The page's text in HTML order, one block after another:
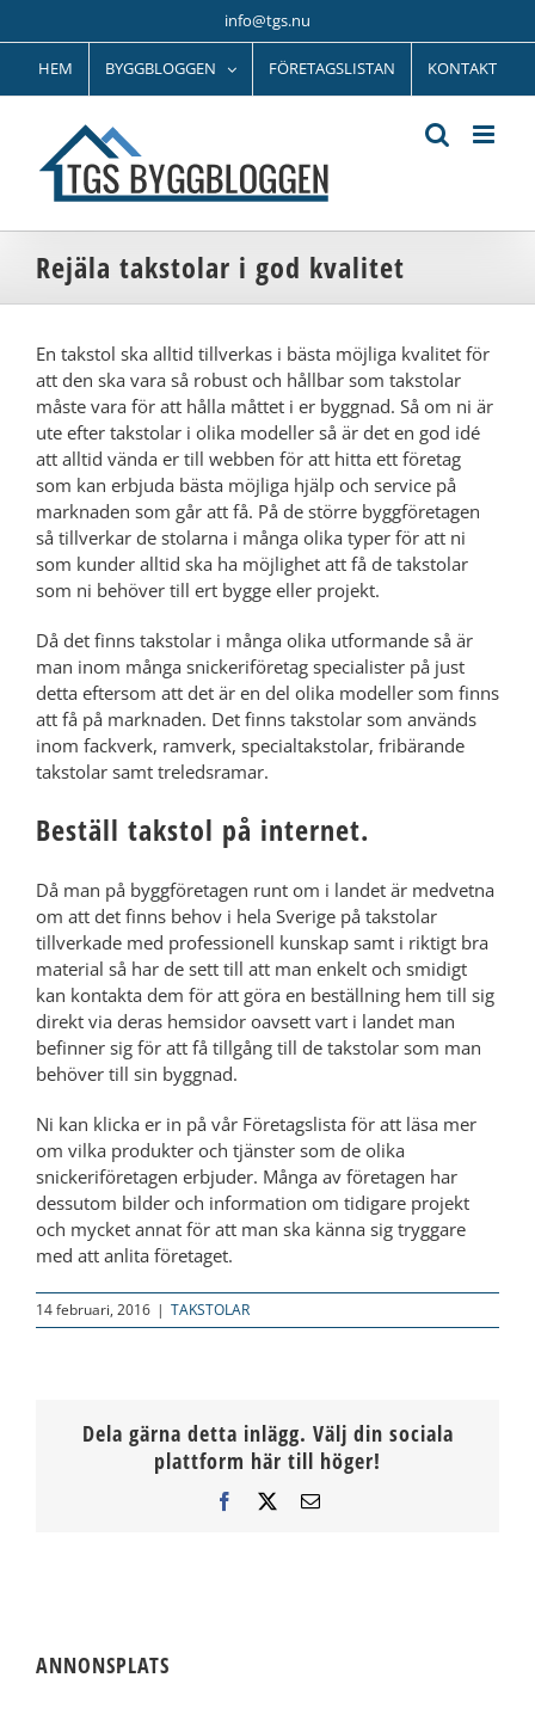
till
innehållet
info@tgs.nu
HEM BYGGBLOGGEN FÖRETAGSLISTAN KONTAKT
Rejäla takstolar i god kvalitet
En takstol ska alltid tillverkas i bästa möjliga kvalitet för
att den ska vara så robust och hållbar som takstolar
måste vara för att hålla måttet i er byggnad. Så om ni är
ute efter takstolar i olika modeller så är det en god idé
att alltid vända er till webben för att hitta ett företag
som kan erbjuda bästa möjliga hjälp och service på
marknaden som går att få. På de större byggföretagen
så tillverkar de stolarna i många olika typer för att ni
som kunder alltid ska ha möjlighet att få de takstolar
som ni behöver till ert bygge eller projekt.
Då det finns takstolar i många olika utformande så är
man inom många snickeriföretag specialister på just
detta eftersom att det är en del olika modeller som finns
att få på marknaden. Det finns takstolar som används
inom fackverk, ramverk, specialtakstolar, fribärande
takstolar samt treledsramar.
Beställ takstol på internet.
Då man på byggföretagen runt om i landet är medvetna
om att det finns behov i hela Sverige på takstolar
tillverkade med professionell kunskap samt i riktigt bra
material så har de sett till att man enkelt och smidigt
kan kontakta dem för att göra en beställning hem till sig
direkt via deras hemsidor oavsett vart i landet man
befinner sig för att få tillgång till de takstolar som man
behöver till sin byggnad.
Ni kan klicka er in på vår Företagslista för att läsa mer
om vilka produkter och tjänster som de olika
snickeriföretagen erbjuder. Många av företagen har
dessutom bilder och information om tidigare projekt
och mycket annat för att man ska känna sig tryggare
med att anlita företaget.
14 februari, 2016 | TAKSTOLAR
Dela gärna detta inlägg. Välj din sociala
plattform här till höger!
Facebook
E-
ANNONSPLATS